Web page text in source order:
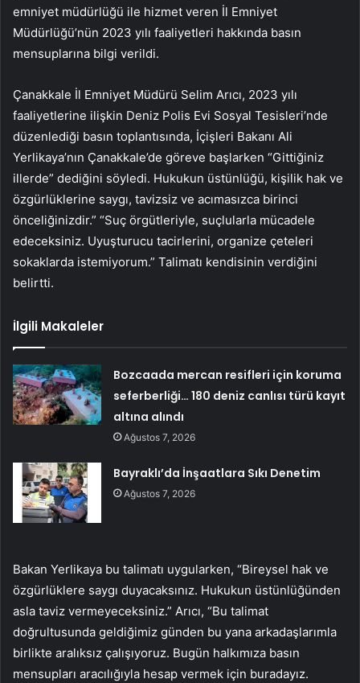
emniyet müdürlüğü ile hizmet veren İl Emniyet
Müdürlüğü’nün 2023 yılı faaliyetleri hakkında basın
mensuplarına bilgi verildi.
Çanakkale İl Emniyet Müdürü Selim Arıcı, 2023 yılı
faaliyetlerine ilişkin Deniz Polis Evi Sosyal Tesisleri’nde
düzenlediği basın toplantısında, İçişleri Bakanı Ali
Yerlikaya’nın Çanakkale’de göreve başlarken “Gittiğiniz
illerde” dediğini söyledi. Hukukun üstünlüğü, kişilik hak ve
özgürlüklerine saygı, tavizsiz ve acımasızca birinci
önceliğinizdir.” “Suç örgütleriyle, suçlularla mücadele
edeceksiniz. Uyuşturucu tacirlerini, organize çeteleri
sokaklarda istemiyorum.” Talimatı kendisinin verdiğini
belirtti.
İlgili Makaleler
Bozcaada mercan resifleri için koruma
seferberliği… 180 deniz canlısı türü kayıt
altına alındı
Ağustos 7, 2026
Bayraklı’da İnşaatlara Sıkı Denetim
Ağustos 7, 2026
Bakan Yerlikaya bu talimatı uygularken, “Bireysel hak ve
özgürlüklere saygı duyacaksınız. Hukukun üstünlüğünden
asla taviz vermeyeceksiniz.” Arıcı, “Bu talimat
doğrultusunda geldiğimiz günden bu yana arkadaşlarımla
birlikte aralıksız çalışıyoruz. Bugün halkımıza basın
mensupları aracılığıyla hesap vermek için buradayız.